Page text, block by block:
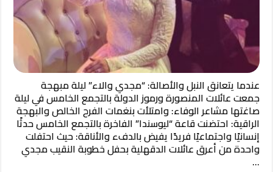
عندما يتعانق النبل والأصالة: “مجدي والاء” ليلة مبهجة
جمعت عائلات المنصورة ورموز الدولة بالتجمع الخامس ​في ليلة
صاغتها مشاعر الوفاء: وامتلأت بنغمات الفرح الخالص والبهجة
الراقية: احتضنت قاعة “ليوسندا” الفاخرة بالتجمع الخامس حدثًا
إنسانيًا واجتماعيًا فريدًا يفيض بالدفء والأناقة: حيث احتفلت
واحدة من أعرق عائلات الدقهلية بحفل خطوبة النقيب مجدي
…